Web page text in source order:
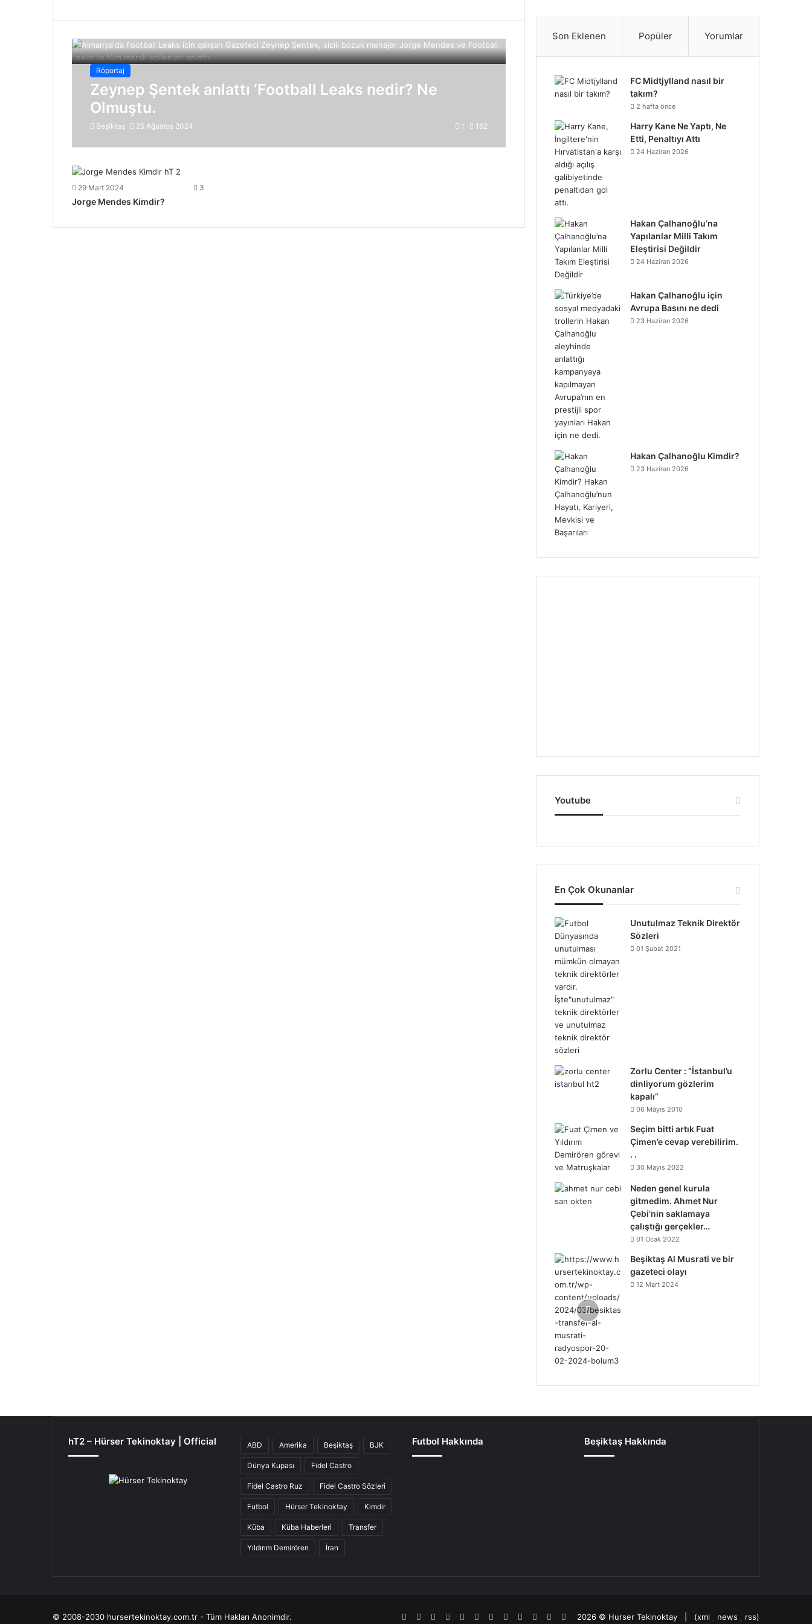
Röportaj
Zeynep Şentek anlattı ‘Football Leaks nedir? Ne
Olmuştu.
Beşiktaş 25 Ağustos 2024 1 162
29 Mart 2024 3
Jorge Mendes Kimdir?
o
o
k
e
r
r
e
s
t
d
n
b
r
s
t
a
r
a
m
o
t
i
y
T
o
r
e
o
n
Son Eklenen Popüler Yorumlar
FC Midtjylland nasıl bir
takım?
2 hafta önce
Harry Kane Ne Yaptı, Ne
Etti, Penaltıyı Attı
24 Haziran 2026
Hakan Çalhanoğlu’na
Yapılanlar Milli Takım
Eleştirisi Değildir
24 Haziran 2026
Hakan Çalhanoğlu için
Avrupa Basını ne dedi
23 Haziran 2026
Hakan Çalhanoğlu Kimdir?
23 Haziran 2026
Youtube
En Çok Okunanlar
Unutulmaz Teknik Direktör
Sözleri
01 Şubat 2021
Zorlu Center : “İstanbul’u
dinliyorum gözlerim
kapalı”
06 Mayıs 2010
Seçim bitti artık Fuat
Çimen’e cevap verebilirim.
. .
30 Mayıs 2022
Neden genel kurula
gitmedim. Ahmet Nur
Çebi’nin saklamaya
çalıştığı gerçekler…
01 Ocak 2022
Beşiktaş Al Musrati ve bir
gazeteci olayı
12 Mart 2024
hT2 – Hürser Tekinoktay | Official ABD Amerika Beşiktaş BJK
Dünya Kupası Fidel Castro
Fidel Castro Ruz Fidel Castro Sözleri
Futbol Hürser Tekinoktay Kimdir
Küba Küba Haberleri Transfer
Yıldırım Demirören İran
Futbol Hakkında Beşiktaş Hakkında
© 2008-2030 hursertekinoktay.com.tr - Tüm Hakları Anonimdir. 2026 © Hurser Tekinoktay | (xml news rss)
RSS Facebook
TwitterPinterestLinkedInYouTubeTumblrSoundCloud
Instagram
SpotifyTikTokPatreon